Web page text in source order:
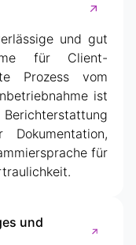
und gut
für Client-
Prozess vom
ist
für
und